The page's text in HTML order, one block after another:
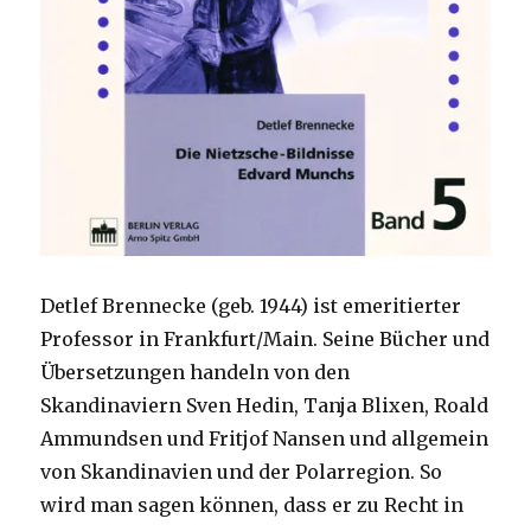
Detlef Brennecke (geb. 1944) ist emeritierter
Professor in Frankfurt/Main. Seine Bücher und
Übersetzungen handeln von den
Skandinaviern Sven Hedin, Tanja Blixen, Roald
Ammundsen und Fritjof Nansen und allgemein
von Skandinavien und der Polarregion. So
wird man sagen können, dass er zu Recht in